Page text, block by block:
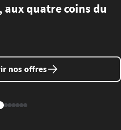
aux quatre coins du
nos offres